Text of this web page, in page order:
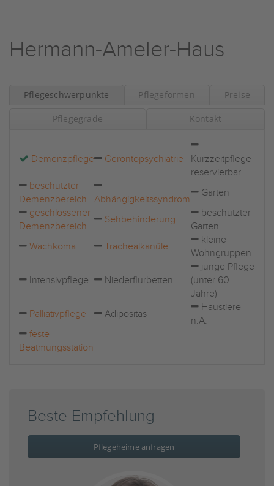
Hermann-Ameler-Haus
Pflegeschwerpunkte Pflegeformen Preise
Pflegegrade Kontakt
Demenzpflege Gerontopsychiatrie
Kurzzeitpflege
reservierbar
beschützter
Demenzbereich
Abhängigkeitssyndrom
Garten
geschlossener
Demenzbereich
Sehbehinderung
beschützter
Garten
Wachkoma
Trachealkanüle
kleine
Wohngruppen
Intensivpflege Niederflurbetten
junge Pflege
(unter 60
Jahre)
Palliativpflege
Adipositas
Haustiere
n.A.
feste
Beatmungsstation
Beste Empfehlung
Pflegeheime anfragen